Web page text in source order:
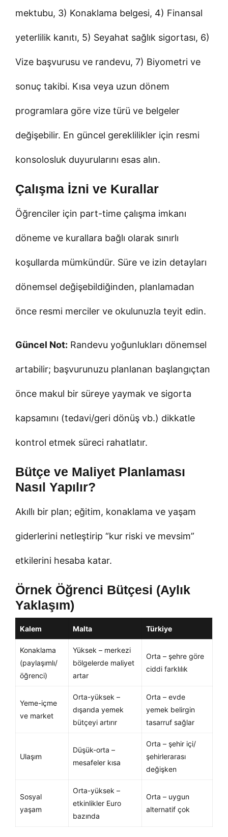
mektubu, 3) Konaklama belgesi, 4) Finansal
yeterlilik kanıtı, 5) Seyahat sağlık sigortası, 6)
Vize başvurusu ve randevu, 7) Biyometri ve
sonuç takibi. Kısa veya uzun dönem
programlara göre vize türü ve belgeler
değişebilir. En güncel gereklilikler için resmi
konsolosluk duyurularını esas alın.
Çalışma İzni ve Kurallar
Öğrenciler için part-time çalışma imkanı
döneme ve kurallara bağlı olarak sınırlı
koşullarda mümkündür. Süre ve izin detayları
dönemsel değişebildiğinden, planlamadan
önce resmi merciler ve okulunuzla teyit edin.
Güncel Not: Randevu yoğunlukları dönemsel
artabilir; başvurunuzu planlanan başlangıçtan
önce makul bir süreye yaymak ve sigorta
kapsamını (tedavi/geri dönüş vb.) dikkatle
kontrol etmek süreci rahatlatır.
Bütçe ve Maliyet Planlaması
Nasıl Yapılır?
Akıllı bir plan; eğitim, konaklama ve yaşam
giderlerini netleştirip “kur riski ve mevsim”
etkilerini hesaba katar.
Örnek Öğrenci Bütçesi (Aylık
Yaklaşım)
Kalem Malta Türkiye
Konaklama
(paylaşımlı/
öğrenci)
Yüksek – merkezi
bölgelerde maliyet
artar
Orta – şehre göre
ciddi farklılık
Yeme-içme
ve market
Orta-yüksek –
dışarıda yemek
bütçeyi artırır
Orta – evde
yemek belirgin
tasarruf sağlar
Ulaşım
Düşük-orta –
mesafeler kısa
Orta – şehir içi/
şehirlerarası
değişken
Sosyal
yaşam
Orta-yüksek –
etkinlikler Euro
bazında
Orta – uygun
alternatif çok